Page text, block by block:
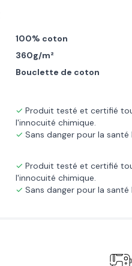
100% coton
360g/m²
Bouclette de coton
Produit testé et certifié
l'innocuité chimique.
Sans danger pour la santé
Produit testé et certifié
l'innocuité chimique.
Sans danger pour la santé